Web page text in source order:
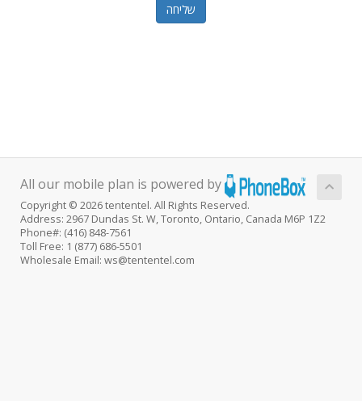
שליחה
All our mobile plan is powered by
Copyright © 2026 tententel. All Rights Reserved.
Address: 2967 Dundas St. W, Toronto, Ontario, Canada M6P 1Z2
Phone#: (416) 848-7561
Toll Free: 1 (877) 686-5501
Wholesale Email: ws@tententel.com